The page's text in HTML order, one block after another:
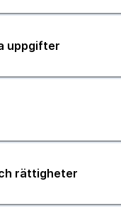
uppgifter
rättigheter